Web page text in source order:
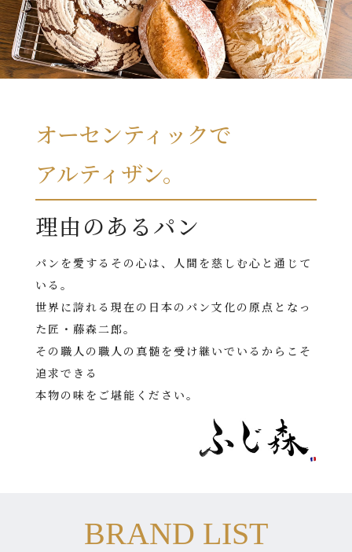
オーセンティックで
アルティザン。
理由のあるパン
パンを愛するその心は、人間を慈しむ心と通じて
いる。
世界に誇れる現在の日本のパン文化の原点となっ
た匠・藤森二郎。
その職人の職人の真髄を受け継いでいるからこそ
追求できる
本物の味をご堪能ください。
BRAND LIST